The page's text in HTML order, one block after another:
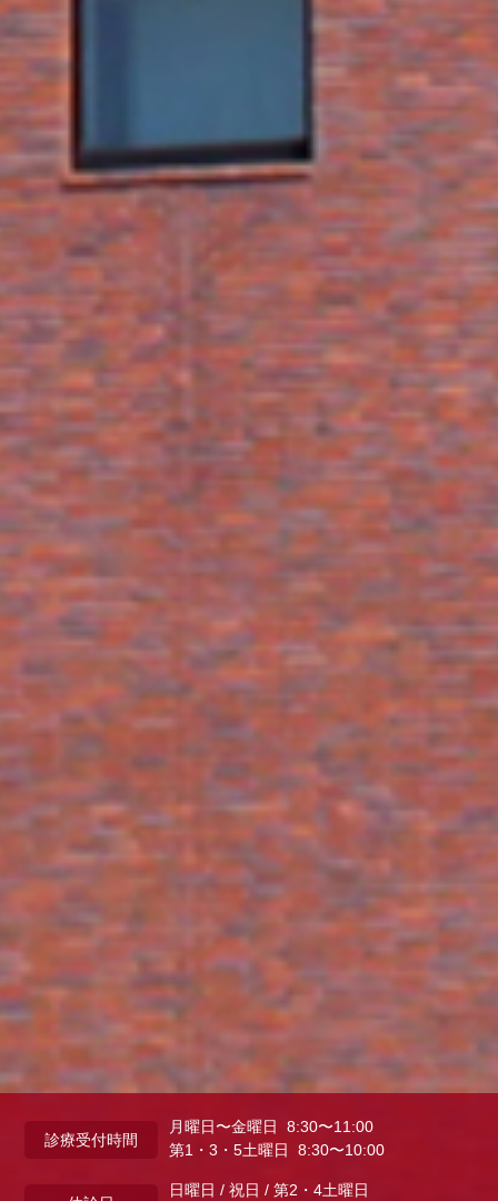
診療受付時間
月曜日〜金曜日 8:30〜11:00
第1・3・5土曜日 8:30〜10:00
日曜日 / 祝日 / 第2・4土曜日